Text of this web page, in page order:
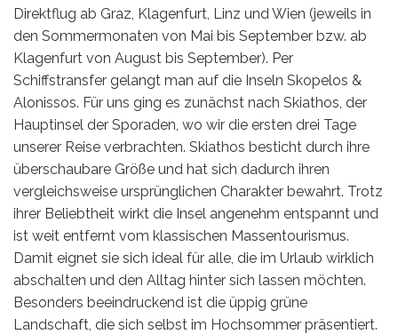
Skopelos
Syros
Thassos
Tinos
Hochzeit
Villen
Inselhüpfen
Direktflug ab Graz, Klagenfurt, Linz und Wien (jeweils in
den Sommermonaten von Mai bis September bzw. ab
Klagenfurt von August bis September). Per
Schiffstransfer gelangt man auf die Inseln Skopelos &
Alonissos. Für uns ging es zunächst nach Skiathos, der
Hauptinsel der Sporaden, wo wir die ersten drei Tage
unserer Reise verbrachten. Skiathos besticht durch ihre
überschaubare Größe und hat sich dadurch ihren
vergleichsweise ursprünglichen Charakter bewahrt. Trotz
ihrer Beliebtheit wirkt die Insel angenehm entspannt und
ist weit entfernt vom klassischen Massentourismus.
Damit eignet sie sich ideal für alle, die im Urlaub wirklich
abschalten und den Alltag hinter sich lassen möchten.
Besonders beeindruckend ist die üppig grüne
Landschaft, die sich selbst im Hochsommer präsentiert.